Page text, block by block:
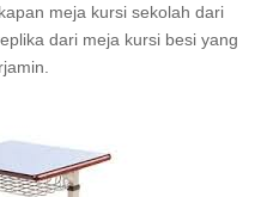
meja kursi sekolah dari
dari meja kursi besi yang